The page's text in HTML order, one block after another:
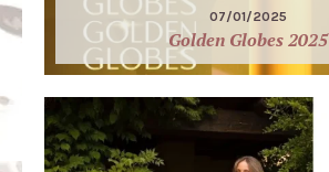
07/01/2025
Golden Globes 2025